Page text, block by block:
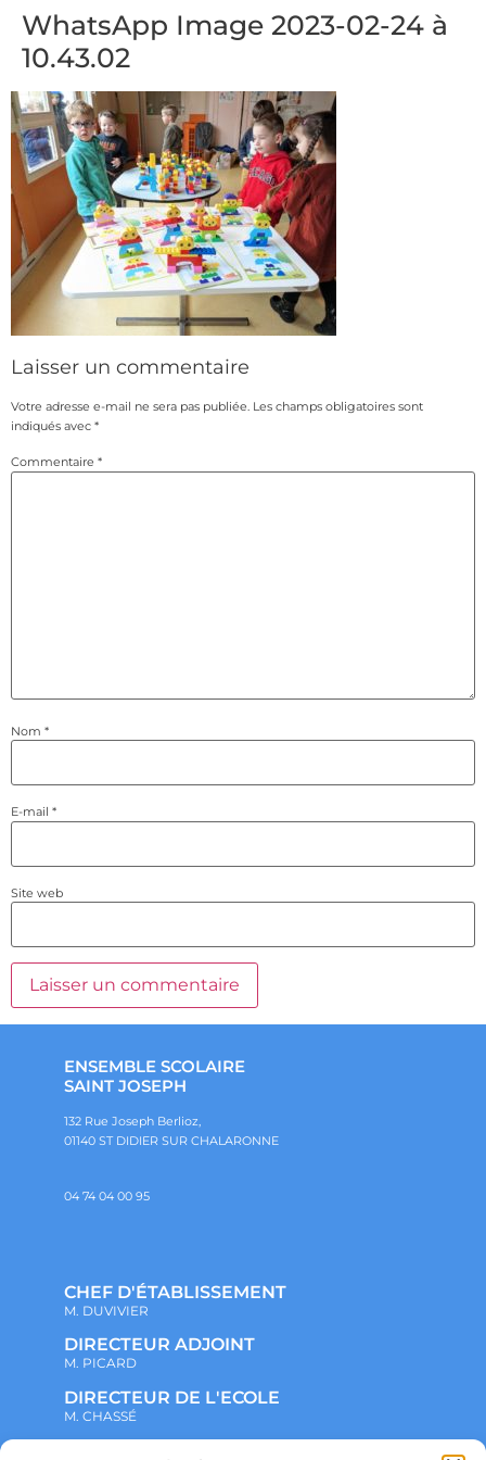
WhatsApp Image 2023-02-24 à
10.43.02
Laisser un commentaire
Votre adresse e-mail ne sera pas publiée. Les champs obligatoires sont
indiqués avec *
Commentaire *
Nom *
E-mail *
Site web
ENSEMBLE SCOLAIRE
SAINT JOSEPH
132 Rue Joseph Berlioz,
01140 ST DIDIER SUR CHALARONNE
04 74 04 00 95
CHEF D'ÉTABLISSEMENT
M. DUVIVIER
DIRECTEUR ADJOINT
M. PICARD
DIRECTEUR DE L'ECOLE
M. CHASSÉ